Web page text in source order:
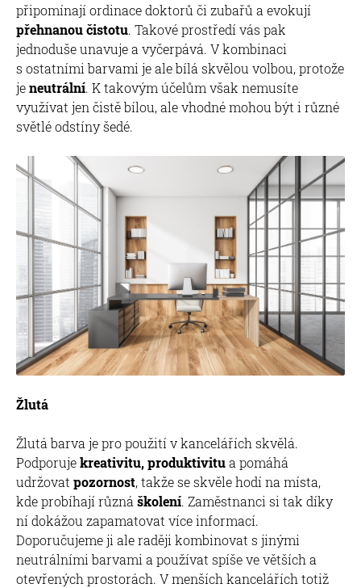
připomínají ordinace doktorů či zubařů a evokují
přehnanou čistotu. Takové prostředí vás pak
jednoduše unavuje a vyčerpává. V kombinaci
s ostatními barvami je ale bílá skvělou volbou, protože
jeneutrální. K takovým účelům však nemusíte
využívat jen čistě bílou, ale vhodné mohou být i různé
světlé odstíny šedé.
Žlutá
Žlutá barva je pro použití v kancelářích skvělá.
Podporujekreativitu, produktivitua pomáhá
udržovat pozornost, takže se skvěle hodí na místa,
kde probíhají různá školení. Zaměstnanci si tak díky
ní dokážou zapamatovat více informací.
Doporučujeme ji ale raději kombinovat s jinými
neutrálními barvami a používat spíše ve větších a
otevřených prostorách. V menších kancelářích totiž